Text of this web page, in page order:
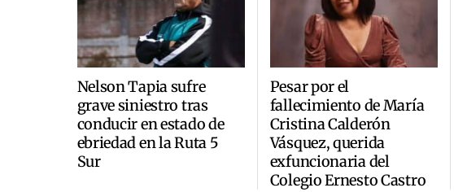
Nelson Tapia sufre
grave siniestro tras
conducir en estado de
ebriedad en la Ruta 5
Sur
Pesar por el
fallecimiento de María
Cristina Calderón
Vásquez, querida
exfuncionaria del
Colegio Ernesto Castro